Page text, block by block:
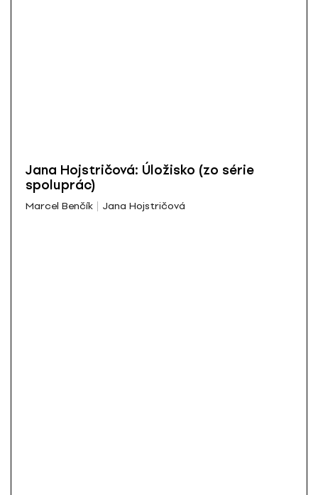
Jana Hojstričová: Úložisko (zo série
spoluprác)
Marcel Benčík Jana Hojstričová